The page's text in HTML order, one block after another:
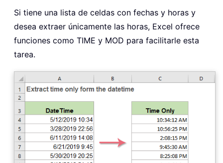
Si tiene una lista de celdas con fechas y horas y
desea extraer únicamente las horas, Excel ofrece
funciones como TIME y MOD para facilitarle esta
tarea.